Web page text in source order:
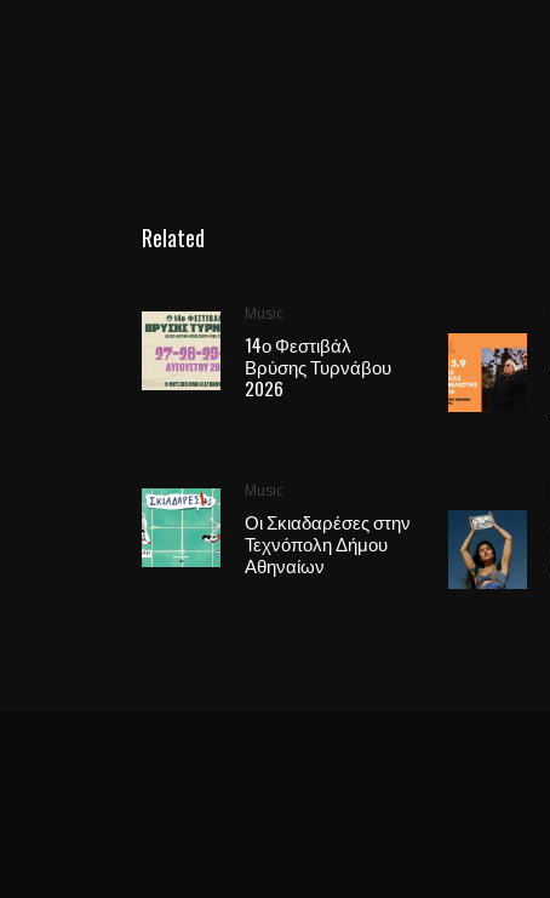
Related
Music
14ο Φεστιβάλ
Βρύσης Τυρνάβου
2026
Music
Οι Σκιαδαρέσες στην
Τεχνόπολη Δήμου
Αθηναίων